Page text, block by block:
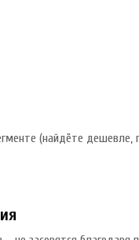
(найдёте